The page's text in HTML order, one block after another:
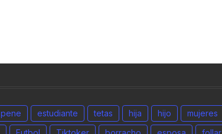
pene estudiante tetas hija hijo mujeres